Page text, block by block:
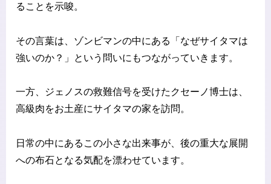
ることを示唆。
その言葉は、ゾンビマンの中にある「なぜサイタマは
強いのか？」という問いにもつながっていきます。
一方、ジェノスの救難信号を受けたクセーノ博士は、
高級肉をお土産にサイタマの家を訪問。
日常の中にあるこの小さな出来事が、後の重大な展開
への布石となる気配を漂わせています。